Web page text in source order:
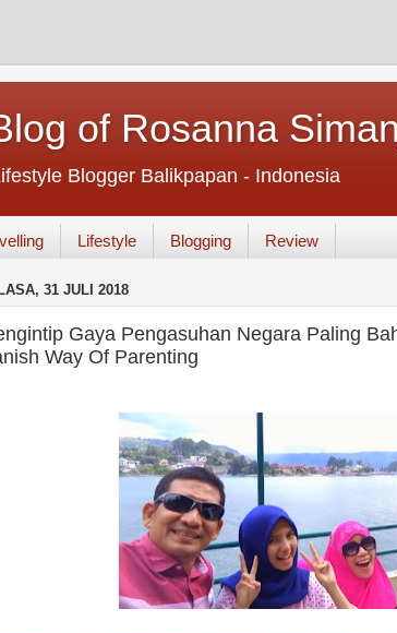
of Rosanna
Blogger Balikpapan - Indonesia
Lifestyle Blogging Review
31 JULI 2018
Gaya Pengasuhan Negara Paling
Way Of Parenting